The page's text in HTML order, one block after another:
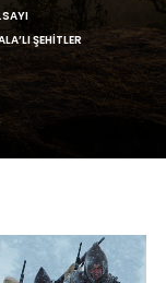
ŞEHİTLER